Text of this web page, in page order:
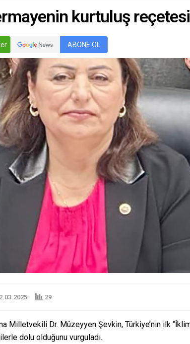
kurtuluş
ABONE OL
29
Milletvekili Dr. Müzeyyen Şevkin, Türkiye’nin ilk
dolu olduğunu vurguladı.